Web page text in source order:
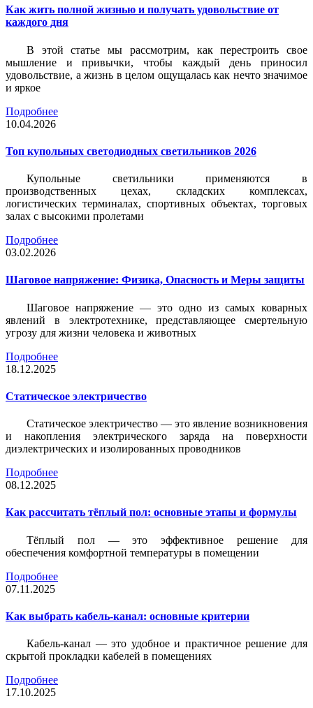
Как жить полной жизнью и получать удовольствие от
каждого дня
В этой статье мы рассмотрим, как перестроить свое
мышление и привычки, чтобы каждый день приносил
удовольствие, а жизнь в целом ощущалась как нечто значимое
и яркое
Подробнее
10.04.2026
Топ купольных светодиодных светильников 2026
Купольные светильники применяются в
производственных цехах, складских комплексах,
логистических терминалах, спортивных объектах, торговых
залах с высокими пролетами
Подробнее
03.02.2026
Шаговое напряжение: Физика, Опасность и Меры защиты
Шаговое напряжение — это одно из самых коварных
явлений в электротехнике, представляющее смертельную
угрозу для жизни человека и животных
Подробнее
18.12.2025
Статическое электричество
Статическое электричество — это явление возникновения
и накопления электрического заряда на поверхности
диэлектрических и изолированных проводников
Подробнее
08.12.2025
Как рассчитать тёплый пол: основные этапы и формулы
Тёплый пол — это эффективное решение для
обеспечения комфортной температуры в помещении
Подробнее
07.11.2025
Как выбрать кабель-канал: основные критерии
Кабель-канал — это удобное и практичное решение для
скрытой прокладки кабелей в помещениях
Подробнее
17.10.2025